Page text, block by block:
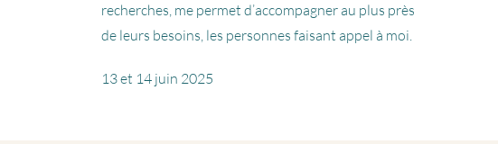
recherches, me permet d’accompagner au plus près
de leurs besoins, les personnes faisant appel à moi.
13 et 14 juin 2025